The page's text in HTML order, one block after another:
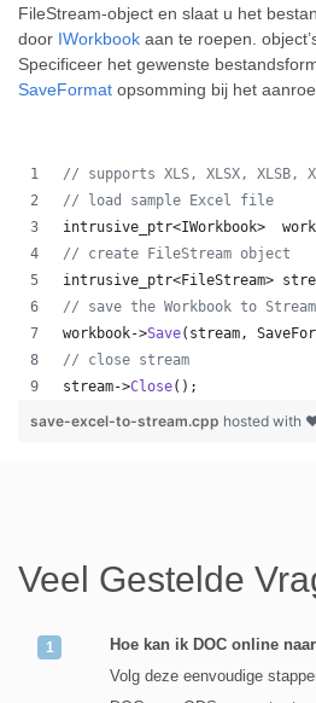
FileStream-object en slaat u het
door IWorkbook aan te roepen.
Specificeer het gewenste
SaveFormat opsomming bij het
// supports XLS, XLSX, XLSB,
// load sample Excel file
intrusive_ptr<IWorkbook>
// create FileStream object
intrusive_ptr<FileStream>
// save the Workbook to Stream
workbook->Save(stream,
// close stream
stream->Close();
save-excel-to-stream.cpp hosted with
Veel Gestelde
Hoe kan ik DOC online
Volg deze eenvoudige